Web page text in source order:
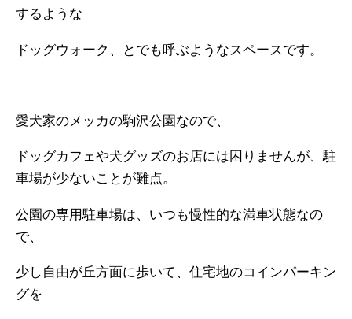
するような
ドッグウォーク、とでも呼ぶようなスペースです。
愛犬家のメッカの駒沢公園なので、
ドッグカフェや犬グッズのお店には困りませんが、駐
車場が少ないことが難点。
公園の専用駐車場は、いつも慢性的な満車状態なの
で、
少し自由が丘方面に歩いて、住宅地のコインパーキン
グを